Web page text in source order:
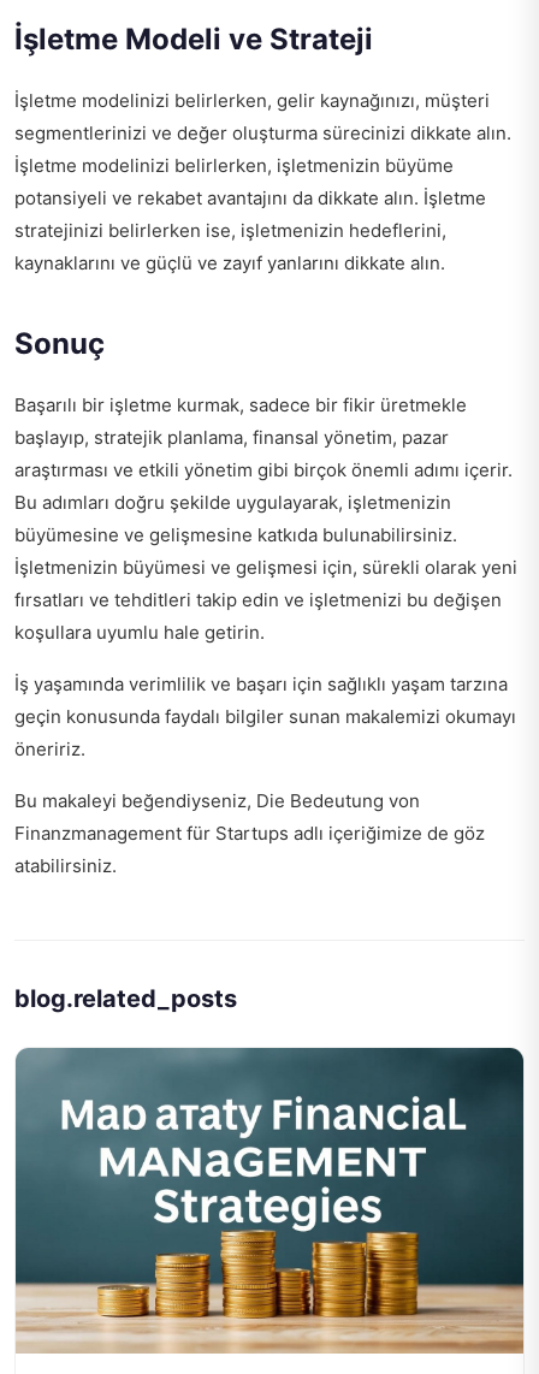
İşletme Modeli ve Strateji
İşletme modelinizi belirlerken, gelir kaynağınızı, müşteri
segmentlerinizi ve değer oluşturma sürecinizi dikkate alın.
İşletme modelinizi belirlerken, işletmenizin büyüme
potansiyeli ve rekabet avantajını da dikkate alın. İşletme
stratejinizi belirlerken ise, işletmenizin hedeflerini,
kaynaklarını ve güçlü ve zayıf yanlarını dikkate alın.
Sonuç
Başarılı bir işletme kurmak, sadece bir fikir üretmekle
başlayıp, stratejik planlama, finansal yönetim, pazar
araştırması ve etkili yönetim gibi birçok önemli adımı içerir.
Bu adımları doğru şekilde uygulayarak, işletmenizin
büyümesine ve gelişmesine katkıda bulunabilirsiniz.
İşletmenizin büyümesi ve gelişmesi için, sürekli olarak yeni
fırsatları ve tehditleri takip edin ve işletmenizi bu değişen
koşullara uyumlu hale getirin.
İş yaşamında verimlilik ve başarı için sağlıklı yaşam tarzına
geçin konusunda faydalı bilgiler sunan makalemizi okumayı
öneririz.
Bu makaleyi beğendiyseniz, Die Bedeutung von
Finanzmanagement für Startups adlı içeriğimize de göz
atabilirsiniz.
blog.related_posts